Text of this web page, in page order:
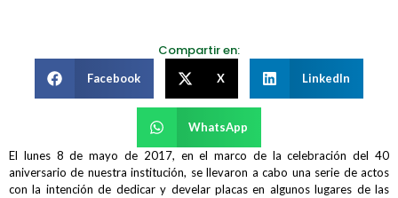
Compartir en:
Facebook X LinkedIn
WhatsApp
El lunes 8 de mayo de 2017, en el marco de la celebración del 40
aniversario de nuestra institución, se llevaron a cabo una serie de actos
con la intención de dedicar y develar placas en algunos lugares de las